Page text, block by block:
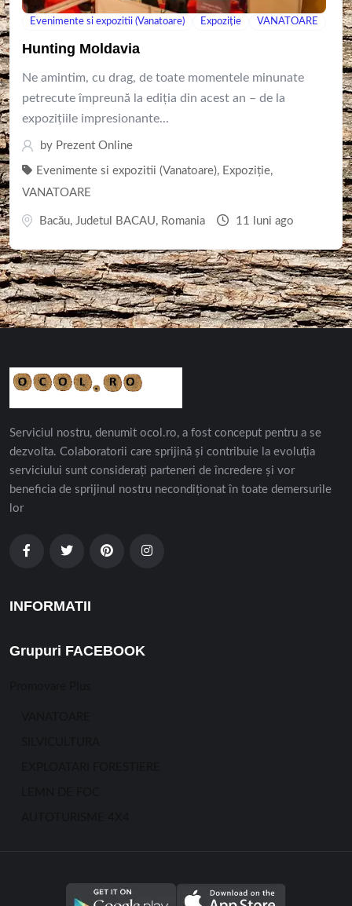
Evenimente si expozitii (Vanatoare) Expoziție VANATOARE
Hunting Moldavia
Ne amintim, cu drag, de toate momentele minunate
petrecute împreună la ediția din acest an – de la
expozițiile impresionante...
by Prezent Online
Evenimente si expozitii (Vanatoare), Expoziție,
VANATOARE
Bacău, Judetul BACAU, Romania 11 luni ago
Serviciul nostru, denumit ocol.ro, a fost conceput pentru a se
dezvolta. Colaboratorii care sprijină și contribuie la evoluția
serviciului sunt considerați parteneri de încredere și vor
beneficia de sprijinul nostru necondiționat în toate demersurile
lor
INFORMATII
Grupuri FACEBOOK